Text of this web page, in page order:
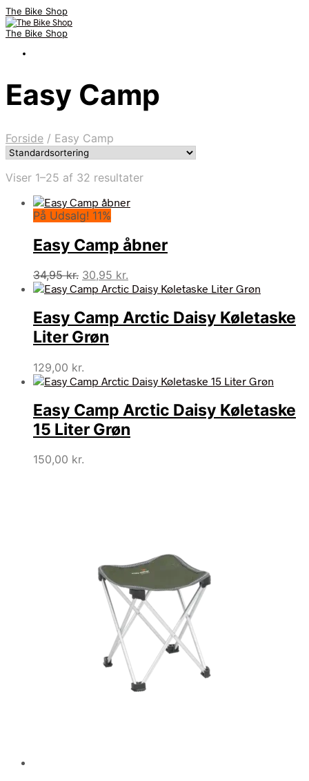
The Bike Shop
The Bike Shop
Easy Camp
Forside / Easy Camp
Viser 1–25 af 32 resultater
På Udsalg! 11%
Easy Camp åbner
34,95kr. Den
oprindelige
var:
34,95 kr..
30,95 kr.
aktuelle
er:
30,95 kr..
Easy Camp Arctic Daisy Køletaske
Liter Grøn
129,00 kr.
Easy Camp Arctic Daisy Køletaske
15 Liter Grøn
150,00 kr.